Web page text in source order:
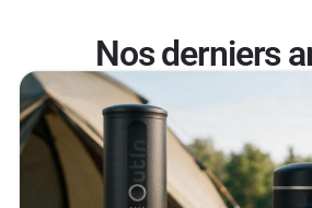
Nos derniers